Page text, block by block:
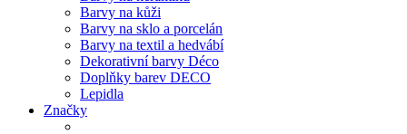
Barvy na kůži
Barvy na sklo a porcelán
Barvy na textil a hedvábí
Dekorativní barvy Déco
Doplňky barev DECO
Lepidla
Značky